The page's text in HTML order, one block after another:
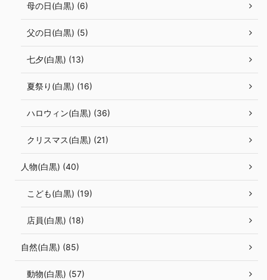
母の日(白黒) (6)
父の日(白黒) (5)
七夕(白黒) (13)
夏祭り(白黒) (16)
ハロウィン(白黒) (36)
クリスマス(白黒) (21)
人物(白黒) (40)
こども(白黒) (19)
店員(白黒) (18)
自然(白黒) (85)
動物(白黒) (57)